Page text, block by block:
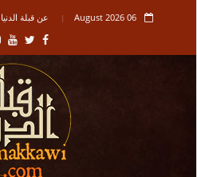
06 August 2026 عن قبلة الدنيا